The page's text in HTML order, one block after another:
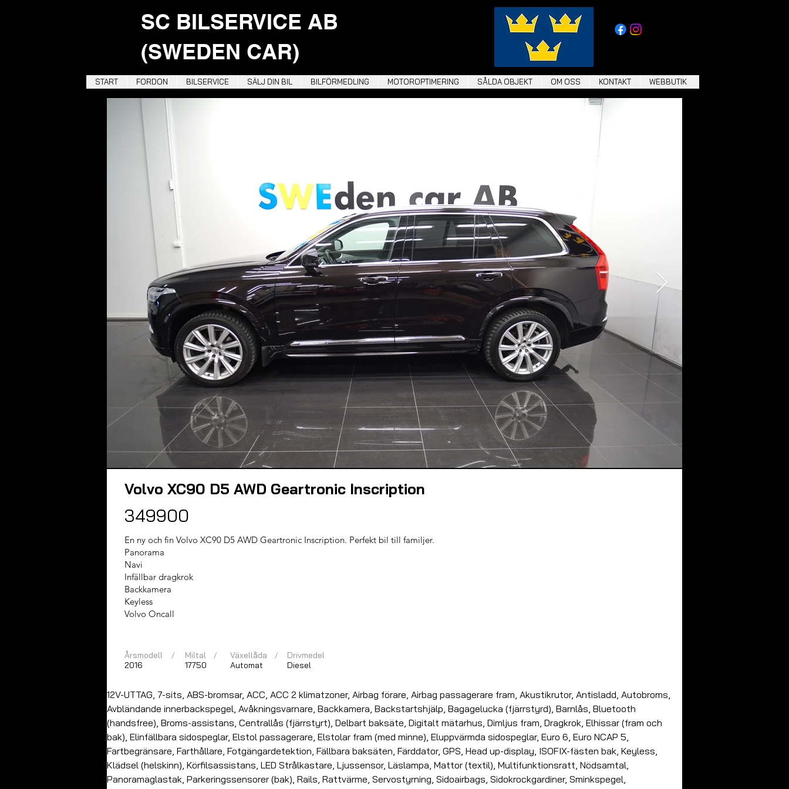
SC BILSERVICE AB
(SWEDEN CAR)
START FORDON BILSERVICE SÄLJ DIN BIL BILFÖRMEDLING MOTOROPTIMERING SÅLDA OBJEKT OM OSS KONTAKT WEBBUTIK
Volvo XC90 D5 AWD Geartronic Inscription
349900
En ny och fin Volvo XC90 D5 AWD Geartronic Inscription. Perfekt bil till familjer.
Panorama
Navi
Infällbar dragkrok
Backkamera
Keyless
Volvo Oncall
Årsmodell
2016
/
Miltal
17750
/
Växellåda
Automat
/
Drivmedel
Diesel
12V-UTTAG, 7-sits, ABS-bromsar, ACC, ACC 2 klimatzoner, Airbag förare, Airbag passagerare fram, Akustikrutor, Antisladd, Autobroms,
Avbländande innerbackspegel, Avåkningsvarnare, Backkamera, Backstartshjälp, Bagagelucka (fjärrstyrd), Barnlås, Bluetooth
(handsfree), Broms-assistans, Centrallås (fjärrstyrt), Delbart baksäte, Digitalt mätarhus, Dimljus fram, Dragkrok, Elhissar (fram och
bak), Elinfällbara sidospeglar, Elstol passagerare, Elstolar fram (med minne), Eluppvärmda sidospeglar, Euro 6, Euro NCAP 5,
Fartbegränsare, Farthållare, Fotgängardetektion, Fällbara baksäten, Färddator, GPS, Head up-display, ISOFIX-fästen bak, Keyless,
Klädsel (helskinn), Körfilsassistans, LED Strålkastare, Ljussensor, Läslampa, Mattor (textil), Multifunktionsratt, Nödsamtal,
Panoramaglastak, Parkeringssensorer (bak), Rails, Rattvärme, Servostyrning, Sidoairbags, Sidokrockgardiner, Sminkspegel,